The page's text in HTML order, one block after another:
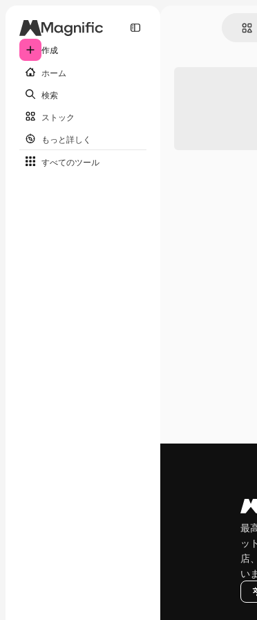
作成
ホーム
検索
ストック
もっと詳しく
すべてのツール
最
ッ
店
い